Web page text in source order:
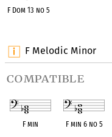
F Melodic Minor
compatible
F min F min 6 no 5
F Dom 13 no 5